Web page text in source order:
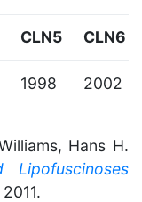
CLN5 CLN6
1998 2002
Hans H.
Lipofuscinoses